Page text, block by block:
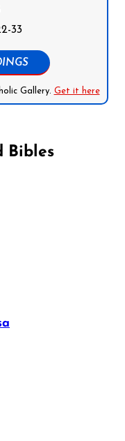
33
Gallery. Get it here
Bibles